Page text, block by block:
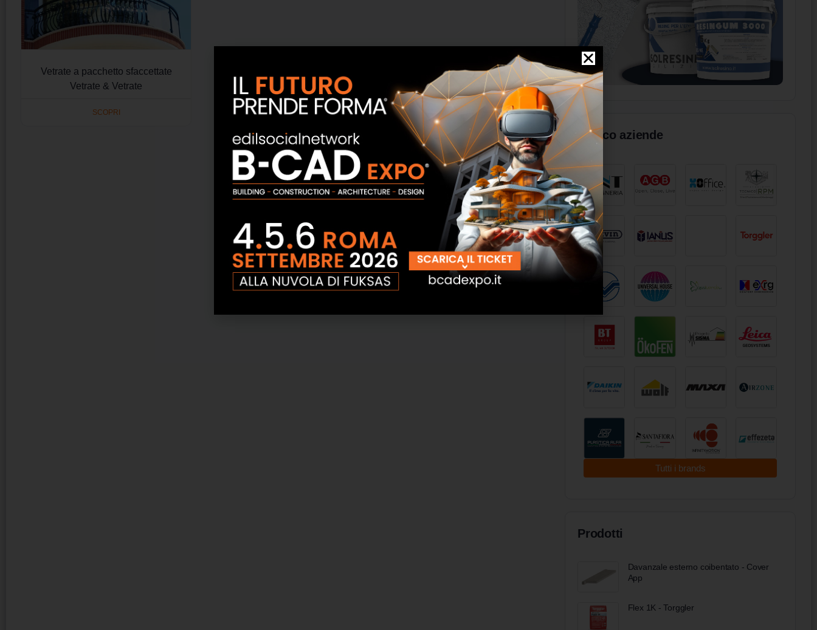
Vetrate a pacchetto sfaccettate
Vetrate & Vetrate
SCOPRI
Elenco aziende
Tutti i brands
Prodotti
Davanzale esterno coibentato - Cover
App
Flex 1K - Torggler